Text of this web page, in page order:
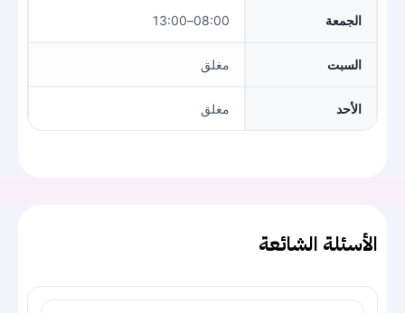
الجمعة 08:00–13:00
السبت مغلق
الأحد مغلق
الأسئلة الشائعة